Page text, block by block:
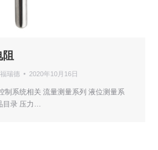
阻
福瑞德 2020年10月16日
制系统相关 流量测量系列 液位测量系
目录 压力…